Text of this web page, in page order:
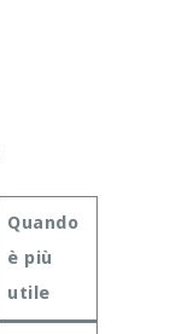
Quando
è più
utile